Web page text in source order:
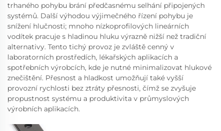
trhaného pohybu brání předčasnému selhání připojených
systémů. Další výhodou výjimečného řízení pohybu je
snížení hlučnosti; mnoho nízkoprofilových lineárních
vodítek pracuje s hladinou hluku výrazně nižší než tradiční
alternativy. Tento tichý provoz je zvláště cenný v
laboratorních prostředích, lékařských aplikacích a
spotřebních výrobcích, kde je nutné minimalizovat hlukové
znečištění. Přesnost a hladkost umožňují také vyšší
provozní rychlosti bez ztráty přesnosti, čímž se zvyšuje
propustnost systému a produktivita v průmyslových
výrobních aplikacích.